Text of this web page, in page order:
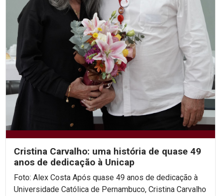
Cristina Carvalho: uma história de quase 49
anos de dedicação à Unicap
Foto: Alex Costa Após quase 49 anos de dedicação à
Universidade Católica de Pernambuco, Cristina Carvalho